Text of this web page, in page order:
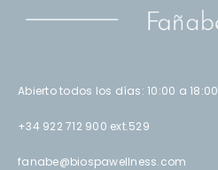
Abierto todos los días: 10:00 a 18:00
+34 922 712 900 ext.529
fanabe@biospawellness.com